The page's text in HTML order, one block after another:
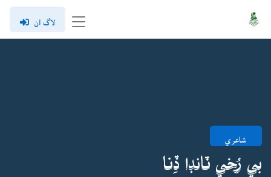
لاگ ان
شاعري
بي رُخي ٽانڊا ڏِنا